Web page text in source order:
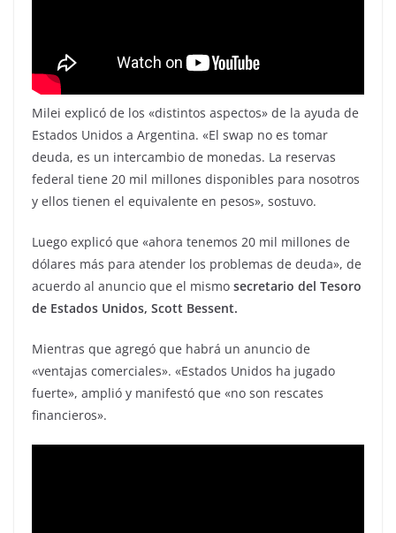
Milei explicó de los «distintos aspectos» de la ayuda de
Estados Unidos a Argentina. «El swap no es tomar
deuda, es un intercambio de monedas. La reservas
federal tiene 20 mil millones disponibles para nosotros
y ellos tienen el equivalente en pesos», sostuvo.
Luego explicó que «ahora tenemos 20 mil millones de
dólares más para atender los problemas de deuda», de
acuerdo al anuncio que el mismo secretario del Tesoro
de Estados Unidos, Scott Bessent.
Mientras que agregó que habrá un anuncio de
«ventajas comerciales». «Estados Unidos ha jugado
fuerte», amplió y manifestó que «no son rescates
financieros».